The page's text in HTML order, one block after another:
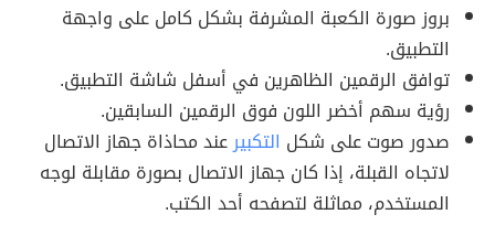
بروز صورة الكعبة المشرفة بشكل كامل على واجهة
التطبيق.
توافق الرقمين الظاهرين في أسفل شاشة التطبيق.
رؤية سهم أخضر اللون فوق الرقمين السابقين.
صدور صوت على شكل التكبيرعند محاذاة جهاز الاتصال
لاتجاه القبلة، إذا كان جهاز الاتصال بصورة مقابلة لوجه
المستخدم، مماثلة لتصفحه أحد الكتب.